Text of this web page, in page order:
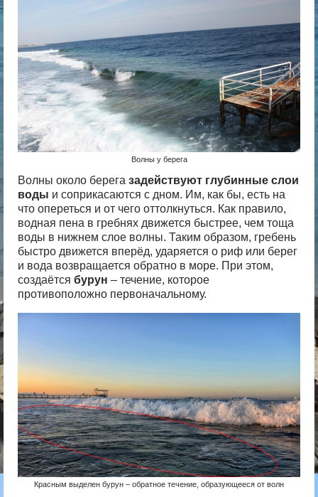
Волны у берега
Волны около берега задействуют глубинные слои
воды и соприкасаются с дном. Им, как бы, есть на
что опереться и от чего оттолкнуться. Как правило,
водная пена в гребнях движется быстрее, чем тоща
воды в нижнем слое волны. Таким образом, гребень
быстро движется вперёд, ударяется о риф или берег
и вода возвращается обратно в море. При этом,
создаётся бурун – течение, которое
противоположно первоначальному.
Красным выделен бурун – обратное течение, образующееся от волн